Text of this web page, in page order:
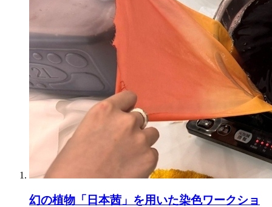
幻の植物「日本茜」を用いた染色ワークショ